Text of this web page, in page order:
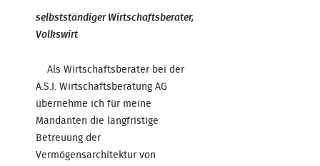
selbstständiger Wirtschaftsberater,
Volkswirt
Als Wirtschaftsberater bei der
A.S.I. Wirtschaftsberatung AG
übernehme ich für meine
Mandanten die langfristige
Betreuung der
Vermögensarchitektur von